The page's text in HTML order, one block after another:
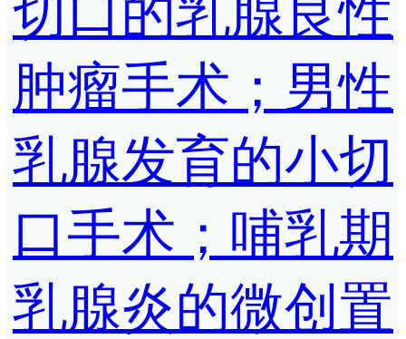
切口的乳腺良性
肿瘤手术；男性
乳腺发育的小切
口手术；哺乳期
乳腺炎的微创置